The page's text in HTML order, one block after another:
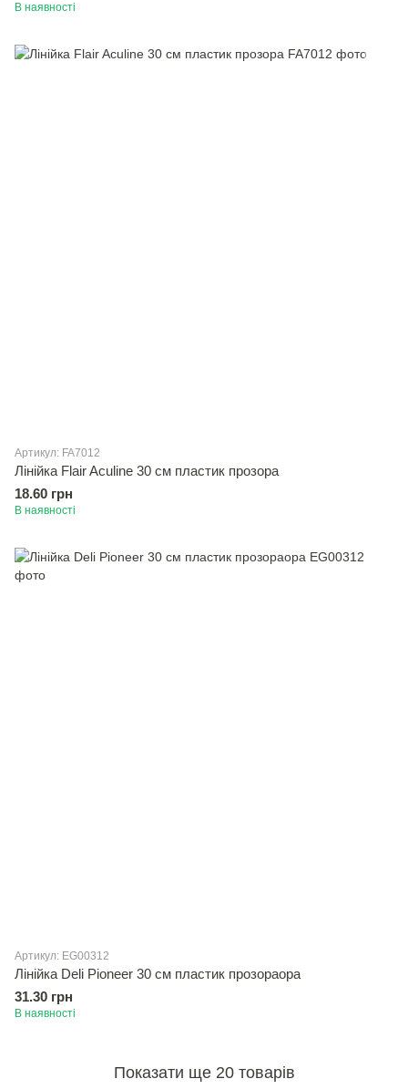
В наявності
Артикул: FA7012
Лінійка Flair Aculine 30 см пластик прозора
18.60 грн
В наявності
Артикул: EG00312
Лінійка Deli Pioneer 30 см пластик прозораора
31.30 грн
В наявності
Показати ще 20 товарів